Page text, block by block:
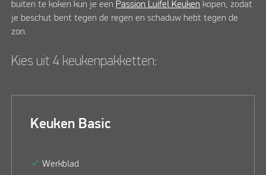
buiten te koken kun je eenPassion Luifel Keuken kopen, zodat
je beschut bent tegen de regen en schaduw hebt tegen de
zon.
Kies uit 4 keukenpakketten:
Keuken Basic
check Werkblad